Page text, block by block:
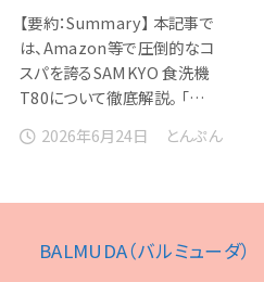
【要約：Summary】 本記事で
は、Amazon等で圧倒的なコ
スパを誇るSAMKYO 食洗機
T80について徹底解説。 「…
2026年6月24日
とんぷん
BALMUDA（バルミューダ）